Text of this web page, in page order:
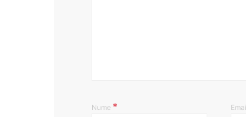
Nume *